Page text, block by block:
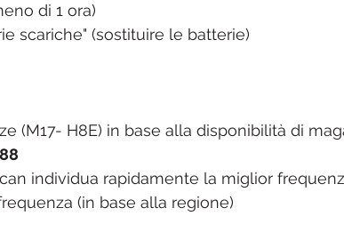
di 1 ora)
scariche" (sostituire le batterie)
(M17- H8E) in base alla disponibilità di
individua rapidamente la miglior
(in base alla regione)